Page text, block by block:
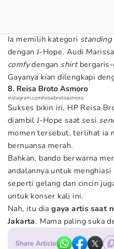
Ia memilih kategori standing
dengan J-Hope. Audi
comfydengan shirtbergaris-
Gayanya kian dilengkapi
8. Reisa Broto Asmoro
instagram.com/reisabrotoasmoro
Sukses bikin iri, HP Reisa
diambil J-Hope saat sesi
momen tersebut, terlihat ia
bernuansa merah.
Bahkan, bando berwarna
andalannya untuk
seperti gelang dan cincin
untuk konser kali ini.
Nah, itu diagaya artis saat
Jakarta. Mama paling suka
Share Article